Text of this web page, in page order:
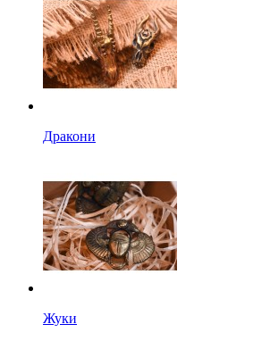
Дракони
Жуки